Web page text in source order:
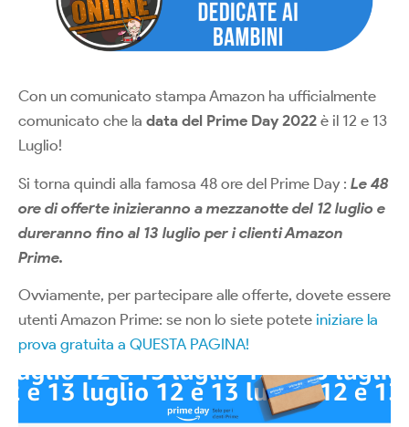
Con un comunicato stampa Amazon ha ufficialmente
comunicato che la data del Prime Day 2022 è il 12 e 13
Luglio!
Si torna quindi alla famosa 48 ore del Prime Day : Le 48
ore di offerte inizieranno a mezzanotte del 12 luglio e
dureranno fino al 13 luglio per i clienti Amazon
Prime.
Ovviamente, per partecipare alle offerte, dovete essere
utenti Amazon Prime: se non lo siete potete iniziare la
prova gratuita a QUESTA PAGINA!